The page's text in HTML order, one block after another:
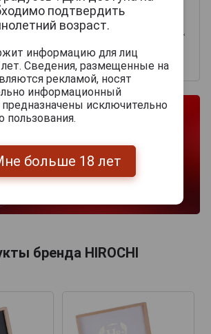
бренда HIROCHI
подтвердить
возраст.
информацию для лиц
Сведения, размещенные на
рекламой, носят
информационный
предназначены исключительно
пользования.
больше 18 лет